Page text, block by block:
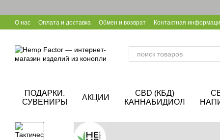
О нас Оплата и доставка Обмен и возврат Контактная
ПОДАРКИ.
СУВЕНИРЫ
АКЦИИ
CBD (КБД)
КАННАБИДИОЛ